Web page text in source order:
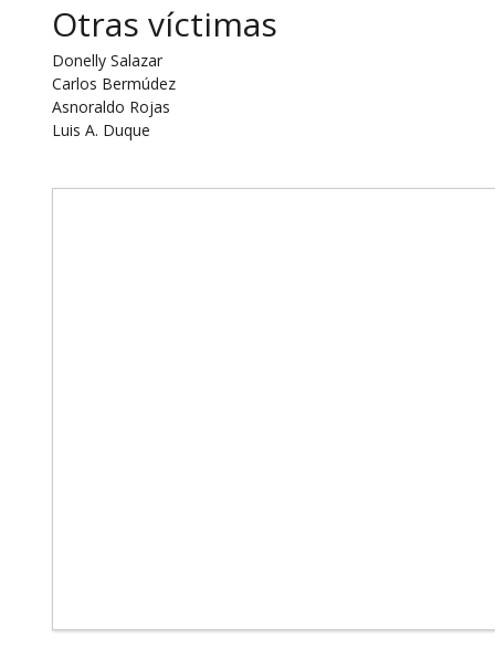
Otras víctimas
Donelly Salazar
Carlos Bermúdez
Asnoraldo Rojas
Luis A. Duque